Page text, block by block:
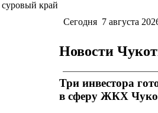
Cегодня 7 августа
Новости
Три инвестора
в сферу ЖКХ